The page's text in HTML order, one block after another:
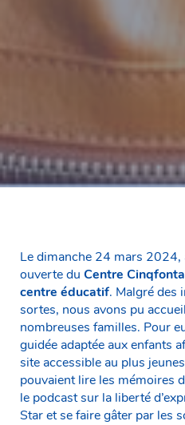
Le dimanche 24 mars 2024,
ouverte du Centre
centre éducatif. Malgré des
sortes, nous avons pu
nombreuses familles. Pour
guidée adaptée aux enfants
site accessible au plus
pouvaient lire les mémoires
le podcast sur la liberté
Star et se faire gâter par les